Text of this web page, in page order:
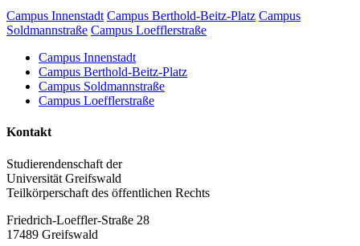
Campus Innenstadt Campus Berthold-Beitz-Platz Campus
Soldmannstraße Campus Loefflerstraße
Campus Innenstadt
Campus Berthold-Beitz-Platz
Campus Soldmannstraße
Campus Loefflerstraße
Kontakt
Studierendenschaft der
Universität Greifswald
Teilkörperschaft des öffentlichen Rechts
Friedrich-Loeffler-Straße 28
17489 Greifswald